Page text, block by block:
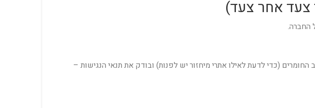
החברה.
(כדי לדעת לאילו אתרי מיחזור יש לפנות) ובודק את תנאי הנגישות –